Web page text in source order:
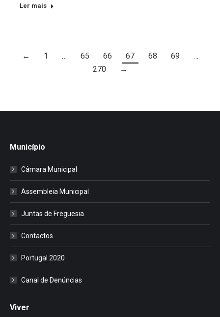
Ler mais
← 1 … 65 66 67 68 69
…
270
→
Município
Câmara Municipal
Assembleia Municipal
Juntas de Freguesia
Contactos
Portugal 2020
Canal de Denúncias
Viver